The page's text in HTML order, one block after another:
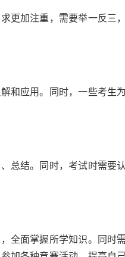
更加注重，需要举一反三
和应用。同时，一些考生
总结。同时，考试时需要认
全面掌握所学知识。同时